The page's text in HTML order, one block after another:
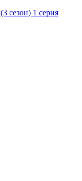
(3 сезон) 1 серия